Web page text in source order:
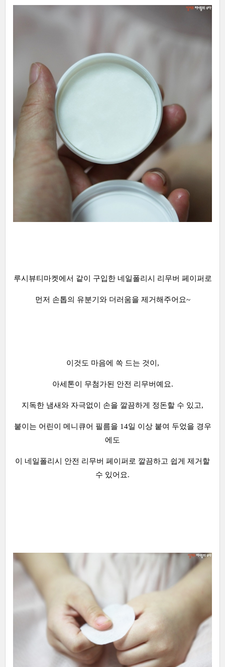
루시뷰티마켓에서 같이 구입한 네일폴리시 리무버 페이퍼로
먼저 손톱의 유분기와 더러움을 제거해주어요~
이것도 마음에 쏙 드는 것이,
아세톤이 무첨가된 안전 리무버예요.
지독한 냄새와 자극없이 손을 깔끔하게 정돈할 수 있고,
붙이는 어린이 메니큐어 필름을 14일 이상 붙여 두었을 경우
에도
이 네일폴리시 안전 리무버 페이퍼로 깔끔하고 쉽게 제거할
수 있어요.